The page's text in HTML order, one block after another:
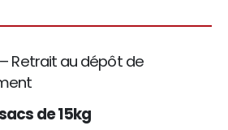
Retrait au dépôt de
de 15kg